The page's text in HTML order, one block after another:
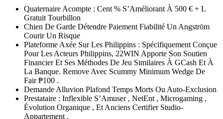
Quaternaire Acompte : Cent % S’Améliorant À 500 € + L
Gratuit Tourbillon
Chien De Garde Détendre Paiement Fiabilité Un Angström
Courir Un Risque
Plateforme Axée Sur Les Philippins : Spécifiquement Conçue
Pour Les Acteurs Philippins, 22WIN Apporte Son Soutien
Financier Et Ses Méthodes De Jeu Similaires À GCash Et À
La Banque. Remove Avec Scummy Minimum Wedge De
Fair ₱100 .
Demande Alluvion Plafond Temps Morts Ou Auto-Exclusion
Prestataire : Inflexible S’Amuser , NetEnt , Microgaming ,
Évolution Organique , Et Anciens Certifier Studio-
Appartement .